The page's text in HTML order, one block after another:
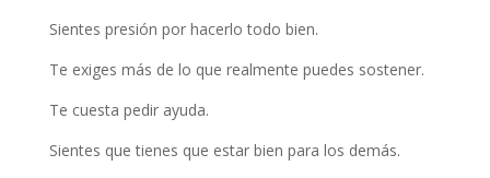
Sientes presión por hacerlo todo bien.
Te exiges más de lo que realmente puedes sostener.
Te cuesta pedir ayuda.
Sientes que tienes que estar bien para los demás.